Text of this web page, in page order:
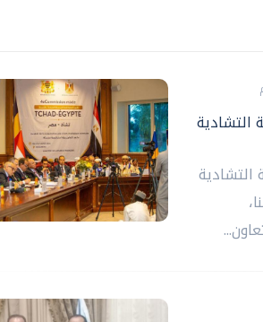
التشادية
التشادية